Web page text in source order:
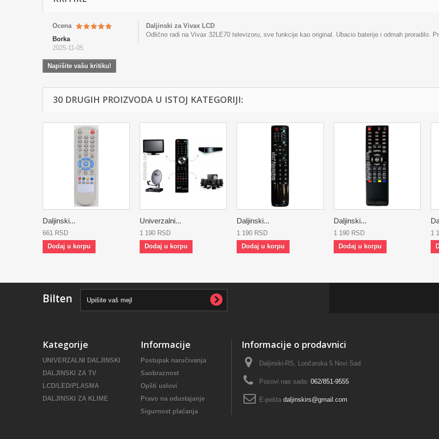
Ocena
Borka
2025-11-05
Daljinski za Vivax LCD
Odlično radi na Vivax 32LE70 televizoru, sve funkcije kao original. Ubacio baterije i odmah proradilo.
Napišite vašu kritiku!
30 DRUGIH PROIZVODA U ISTOJ KATEGORIJI:
Daljinski...
661 RSD
Dodaj u korpu
Univerzalni...
1 190 RSD
Dodaj u korpu
Daljinski...
1 190 RSD
Dodaj u korpu
Daljinski...
1 190 RSD
Dodaj u korpu
1
Bilten
Kategorije
UNIVERZALNI DALJINSKI
DALJINSKI ZA TV
LCD/LED/PLASMA
DALJINSKI ZA KLIME
Informacije
Postupak naručivanja
Saobraznost
Opšti uslovi
Pravo na odustajanje
Sigurnost plaćanja
Informacije o prodavnici
Daljinski-RS, Lončarska 5 Novi Sad
Pozovi nas sada: 062/851-9555
E-pošta daljinskirs@gmail.com